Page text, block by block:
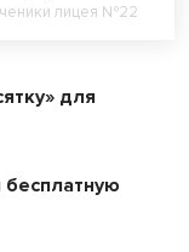
лицея №22
для